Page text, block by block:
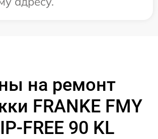
на ремонт
FRANKE FMY
FREE 90 KL